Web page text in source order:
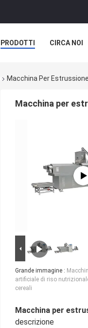
PRODOTTI CIRCA NOI
Macchina Per
Macchina per
Grande immagine :
artificiale di riso
cereali
Macchina per
descrizione